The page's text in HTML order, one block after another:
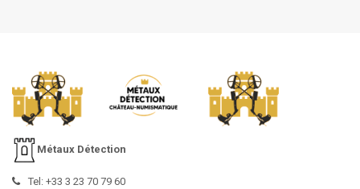
Métaux Détection
Tel: +33 3 23 70 79 60